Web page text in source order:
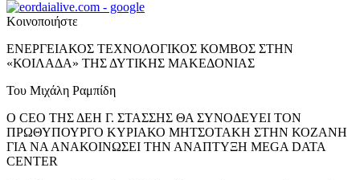
Κοινοποιήστε
ΕΝΕΡΓΕΙΑΚΟΣ ΤΕΧΝΟΛΟΓΙΚΟΣ ΚΟΜΒΟΣ ΣΤΗΝ
«ΚΟΙΛΑΔΑ» ΤΗΣ ΔΥΤΙΚΗΣ ΜΑΚΕΔΟΝΙΑΣ
Του Μιχάλη Ραμπίδη
Ο CEO ΤΗΣ ΔΕΗ Γ. ΣΤΑΣΣΗΣ ΘΑ ΣΥΝΟΔΕΥΕΙ ΤΟΝ
ΠΡΩΘΥΠΟΥΡΓΟ ΚΥΡΙΑΚΟ ΜΗΤΣΟΤΑΚΗ ΣΤΗΝ ΚΟΖΑΝΗ
ΓΙΑ ΝΑ ΑΝΑΚΟΙΝΩΣΕΙ ΤΗΝ ΑΝΑΠΤΥΞΗ MEGA DATA
CENTER